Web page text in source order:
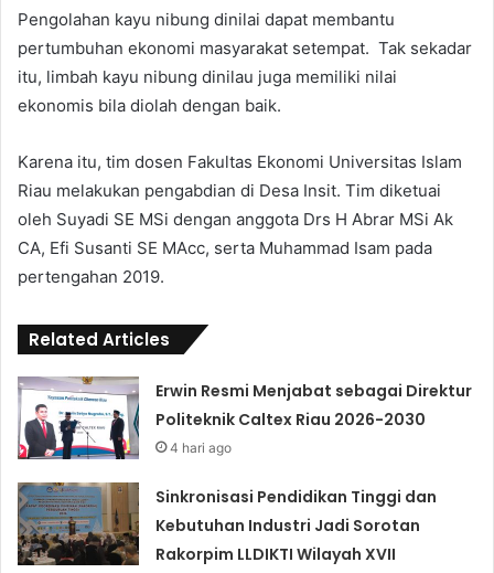
Pengolahan kayu nibung dinilai dapat membantu
pertumbuhan ekonomi masyarakat setempat. Tak sekadar
itu, limbah kayu nibung dinilau juga memiliki nilai
ekonomis bila diolah dengan baik.
Karena itu, tim dosen Fakultas Ekonomi Universitas Islam
Riau melakukan pengabdian di Desa Insit. Tim diketuai
oleh Suyadi SE MSi dengan anggota Drs H Abrar MSi Ak
CA, Efi Susanti SE MAcc, serta Muhammad Isam pada
pertengahan 2019.
Related Articles
Erwin Resmi Menjabat sebagai Direktur
Politeknik Caltex Riau 2026-2030
4 hari ago
Sinkronisasi Pendidikan Tinggi dan
Kebutuhan Industri Jadi Sorotan
Rakorpim LLDIKTI Wilayah XVII